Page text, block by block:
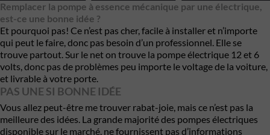
Remplacer la pompe à essence mécanique par une électrique,
est-ce une bonne idée ?
Et pourquoi pas! Ce n’est pas cher, facile à installer et n’importe
qui peut le faire, donc pas besoin d’un professionnel. Elle se
trouve partout. Sur le net on trouve la pompe électrique 12 et 6
volts, donc pas de problèmes peu importe le voltage de la voiture,
et livrable à votre porte.
PAS UNE SI BONNE IDÉE
Vous allez peut-être me trouver rabat-joie, mais ce n’est pas la
meilleure des idées. La grande majorité des pompes électriques
disponible sur le marché, ne fournissent pas d’informations